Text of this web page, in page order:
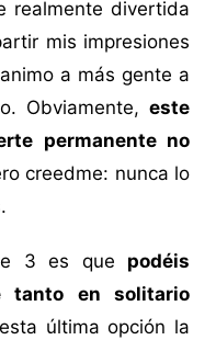
realmente divertida
mis impresiones
a más gente a
Obviamente,este
permanente no
creedme: nunca lo
3 es que podéis
tanto en solitario
última opción la